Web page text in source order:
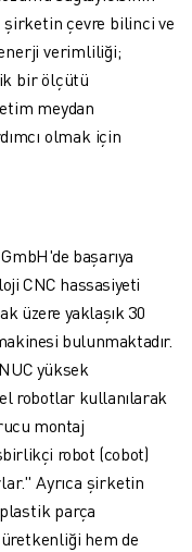
çevre bilinci ve
verimliliği;
bir ölçütü
meydan
olmak için
başarıya
CNC hassasiyeti
üzere yaklaşık 30
bulunmaktadır.
yüksek
robotlar kullanılarak
montaj
robot (cobot)
Ayrıca şirketin
parça
hem de